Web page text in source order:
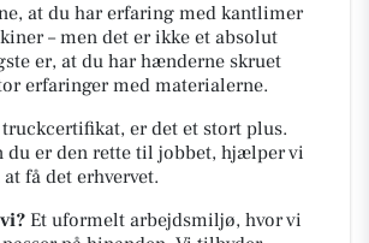
at du har erfaring med kantlimer
– men det er ikke et absolut
er, at du har hænderne skruet
erfaringer med materialerne.
er det et stort plus.
du er den rette til jobbet, hjælper vi
få det erhvervet.
Et uformelt arbejdsmiljø, hvor vi